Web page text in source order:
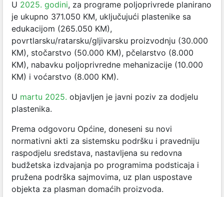
U 2025. godini, za programe poljoprivrede planirano
je ukupno 371.050 KM, uključujući plastenike sa
edukacijom (265.050 KM),
povrtlarsku/ratarsku/gljivarsku proizvodnju (30.000
KM), stočarstvo (50.000 KM), pčelarstvo (8.000
KM), nabavku poljoprivredne mehanizacije (10.000
KM) i voćarstvo (8.000 KM).
U martu 2025. objavljen je javni poziv za dodjelu
plastenika.
Prema odgovoru Općine, doneseni su novi
normativni akti za sistemsku podršku i pravedniju
raspodjelu sredstava, nastavljena su redovna
budžetska izdvajanja po programima podsticaja i
pružena podrška sajmovima, uz plan uspostave
objekta za plasman domaćih proizvoda.